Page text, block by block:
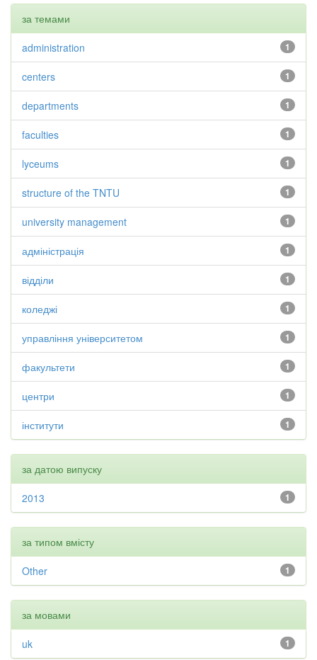
за темами
1
administration
1
centers
1
departments
1
faculties
1
lyceums
1
structure of the TNTU
1
university management
1
адміністрація
1
відділи
1
коледжі
1
управління університетом
1
факультети
1
центри
1
інститути
за датою випуску
1
2013
за типом вмісту
1
Other
за мовами
1
uk